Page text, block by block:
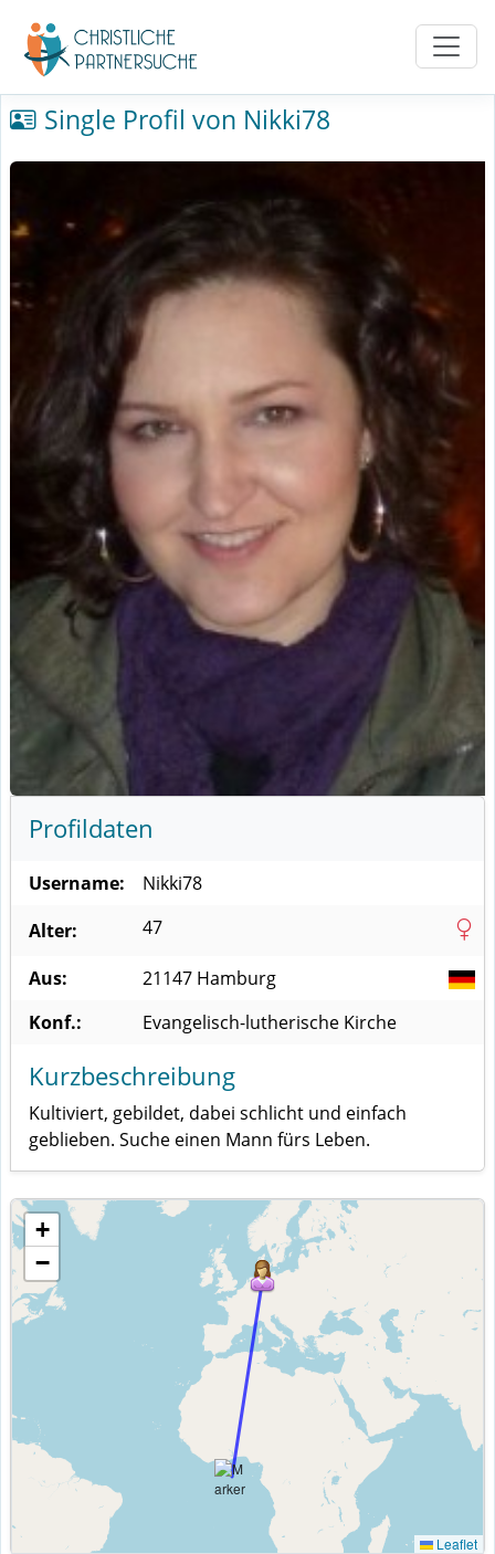
Single Profil von Nikki78
Profildaten
Username:
Nikki78
Alter:
47
Aus: 21147 Hamburg
Konf.:
Evangelisch-lutherische Kirche
Kurzbeschreibung
Kultiviert, gebildet, dabei schlicht und einfach
geblieben. Suche einen Mann fürs Leben.
+
−
Leaflet